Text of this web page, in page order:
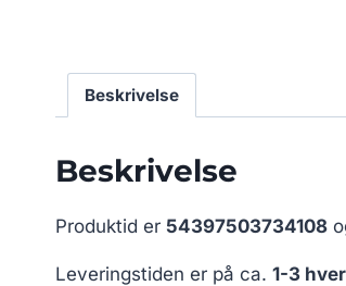
Beskrivelse
Beskrivelse
Produktid er 54397503734108
Leveringstiden er på ca. 1-3